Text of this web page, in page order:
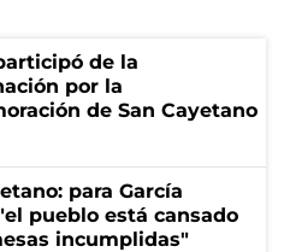
de la
por la
de San Cayetano
para García
pueblo está cansado
incumplidas"